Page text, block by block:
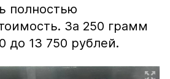
полностью
За 250 грамм
до 13 750 рублей.